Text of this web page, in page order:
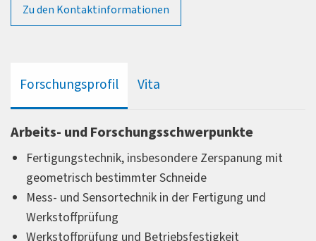
Zu den Kontaktinformationen
Forschungsprofil Vita
Arbeits- und Forschungsschwerpunkte
Fertigungstechnik, insbesondere Zerspanung mit
geometrisch bestimmter Schneide
Mess- und Sensortechnik in der Fertigung und
Werkstoffprüfung
Werkstoffprüfung und Betriebsfestigkeit